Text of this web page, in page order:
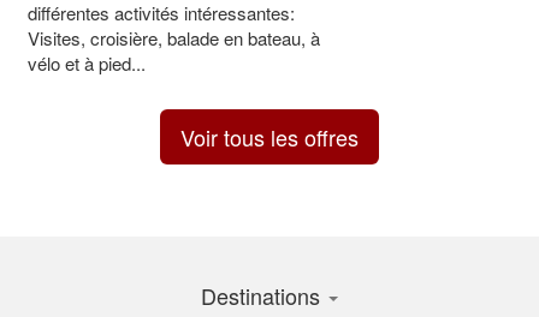
différentes activités intéressantes:
Visites, croisière, balade en bateau, à
vélo et à pied...
Voir tous les offres
Destinations